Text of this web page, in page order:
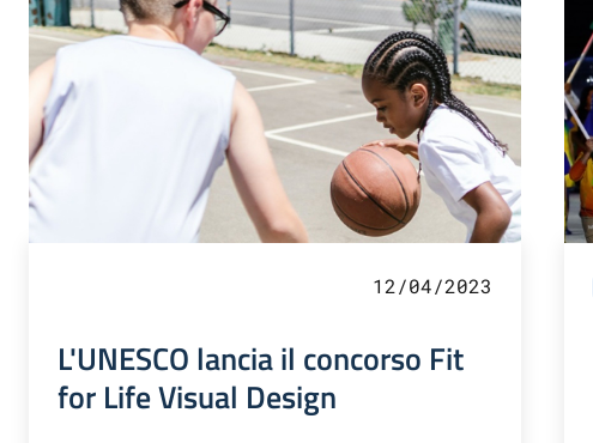
12/04/2023
L'UNESCO lancia il concorso Fit
for Life Visual Design